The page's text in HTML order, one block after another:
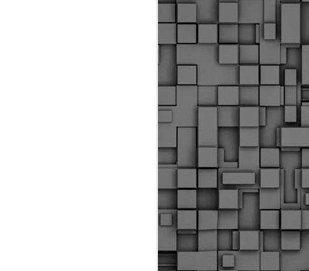
αστυνομικούς, οι οποίοι έχουν
εκπαίδευσή τους και